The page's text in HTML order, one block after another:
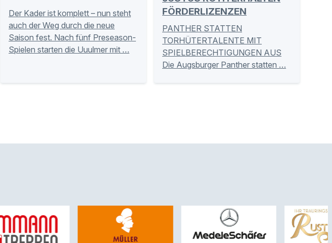
Der Kader ist komplett – nun steht
auch der Weg durch die neue
Saison fest. Nach fünf Preseason-
Spielen starten die Uuulmer mit …
FÖRDERLIZENZEN
PANTHER STATTEN
TORHÜTERTALENTE MIT
SPIELBERECHTIGUNGEN AUS
Die Augsburger Panther statten …